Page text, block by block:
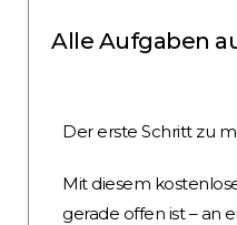
Alle Aufgaben
Der erste Schritt zu
Mit diesem
gerade offen ist – an